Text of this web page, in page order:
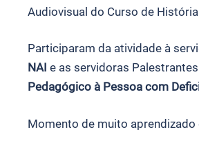
Audiovisual do Curso de
Participaram da atividade à
NAI e as servidoras
Pedagógico à Pessoa com
Momento de muito